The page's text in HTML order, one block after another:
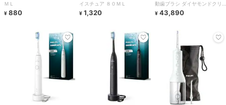
ＭＬ
¥ 880
イスチュア ８０ＭＬ
¥ 1,320
動歯ブラシ ダイヤモンドクリ
ーン9000 ブラック
¥ 43,890